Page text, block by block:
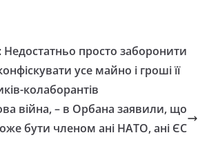
просто заборонити
усе майно і гроші її
колаборантів
війна, – в Орбана заявили, що
бути членом ані НАТО, ані ЄС